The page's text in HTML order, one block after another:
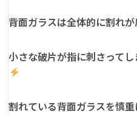
背面ガラスは全体的に割れが
小さな破片が指に刺さって
割れている背面ガラスを慎